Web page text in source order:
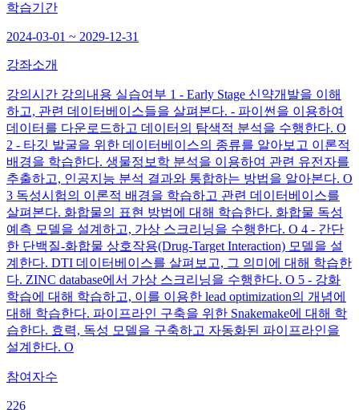
학습기간
2024-03-01 ~ 2029-12-31
강좌소개
강의시간 강의내용 실습여부 1 - Early Stage 신약개발을 이해
하고, 관련 데이터베이스들을 살펴본다. - 파이썬을 이용하여
데이터를 다운로드하고 데이터의 탐색적 분석을 수행한다. O
2 - 타깃 발굴을 위한 데이터베이스의 종류를 알아보고 이론적
배경을 학습한다. 생물정보학 분석을 이용하여 관련 유전자를
추출하고, 인공지능 분석 결과와 통합하는 방법을 알아본다. O
3 독성시험의 이론적 배경을 학습하고 관련 데이터베이스를
살펴본다. 화합물의 표현 방법에 대해 학습한다. 화합물 독성
예측 모델을 설계하고, 가상 스크리닝을 수행한다. O 4 - 간단
한 단백질-화합물 상호작용(Drug-Target Interaction) 모델을 설
계한다. DTI 데이터베이스를 살펴보고, 그 의미에 대해 학습한
다. ZINC database에서 가상 스크리닝을 수행한다. O 5 - 강화
학습에 대해 학습하고, 이를 이용한 lead optimization의 개념에
대해 학습한다. 파이프라인 구축을 위한 Snakemake에 대해 학
습한다. 효력, 독성 모델을 구축하고 자동화된 파이프라인을
설계한다. O
참여자수
226